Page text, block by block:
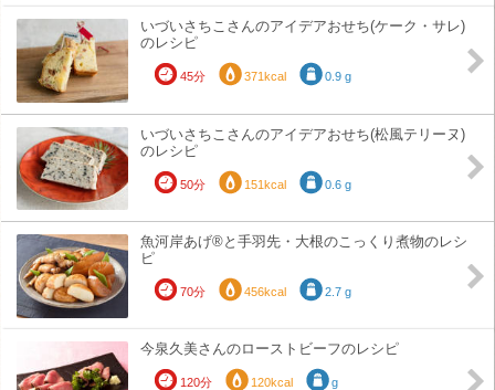
いづいさちこさんのアイデアおせち(ケーク・サレ)
のレシピ
45分 371kcal 0.9 g
いづいさちこさんのアイデアおせち(松風テリーヌ)
のレシピ
50分 151kcal 0.6 g
魚河岸あげ®と手羽先・大根のこっくり煮物のレシ
ピ
70分 456kcal 2.7 g
今泉久美さんのローストビーフのレシピ
120分 120kcal g